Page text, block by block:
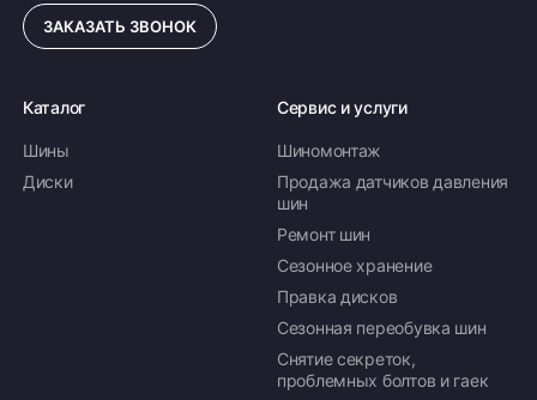
ЗАКАЗАТЬ ЗВОНОК
Каталог
Шины
Диски
Сервис и услуги
Шиномонтаж
Продажа датчиков давления
шин
Ремонт шин
Сезонное хранение
Правка дисков
Сезонная переобувка шин
Снятие секреток,
проблемных болтов и гаек